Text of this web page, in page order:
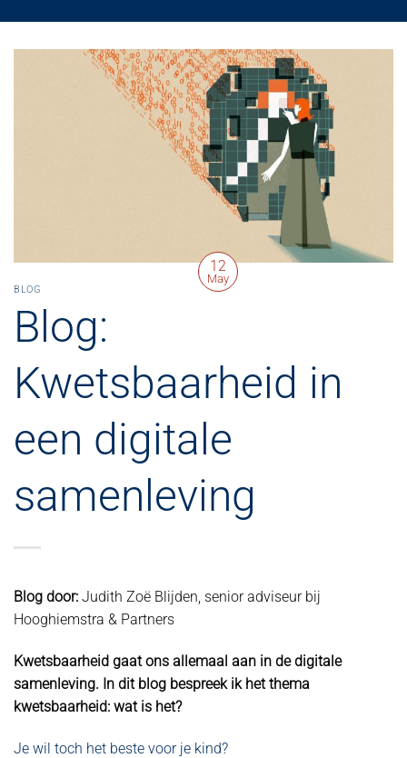
12
May
BLOG
Blog:
Kwetsbaarheid in
een digitale
samenleving
Blog door: Judith Zoë Blijden, senior adviseur bij
Hooghiemstra & Partners
Kwetsbaarheid gaat ons allemaal aan in de digitale
samenleving. In dit blog bespreek ik het thema
kwetsbaarheid: wat is het?
Je wil toch het beste voor je kind?